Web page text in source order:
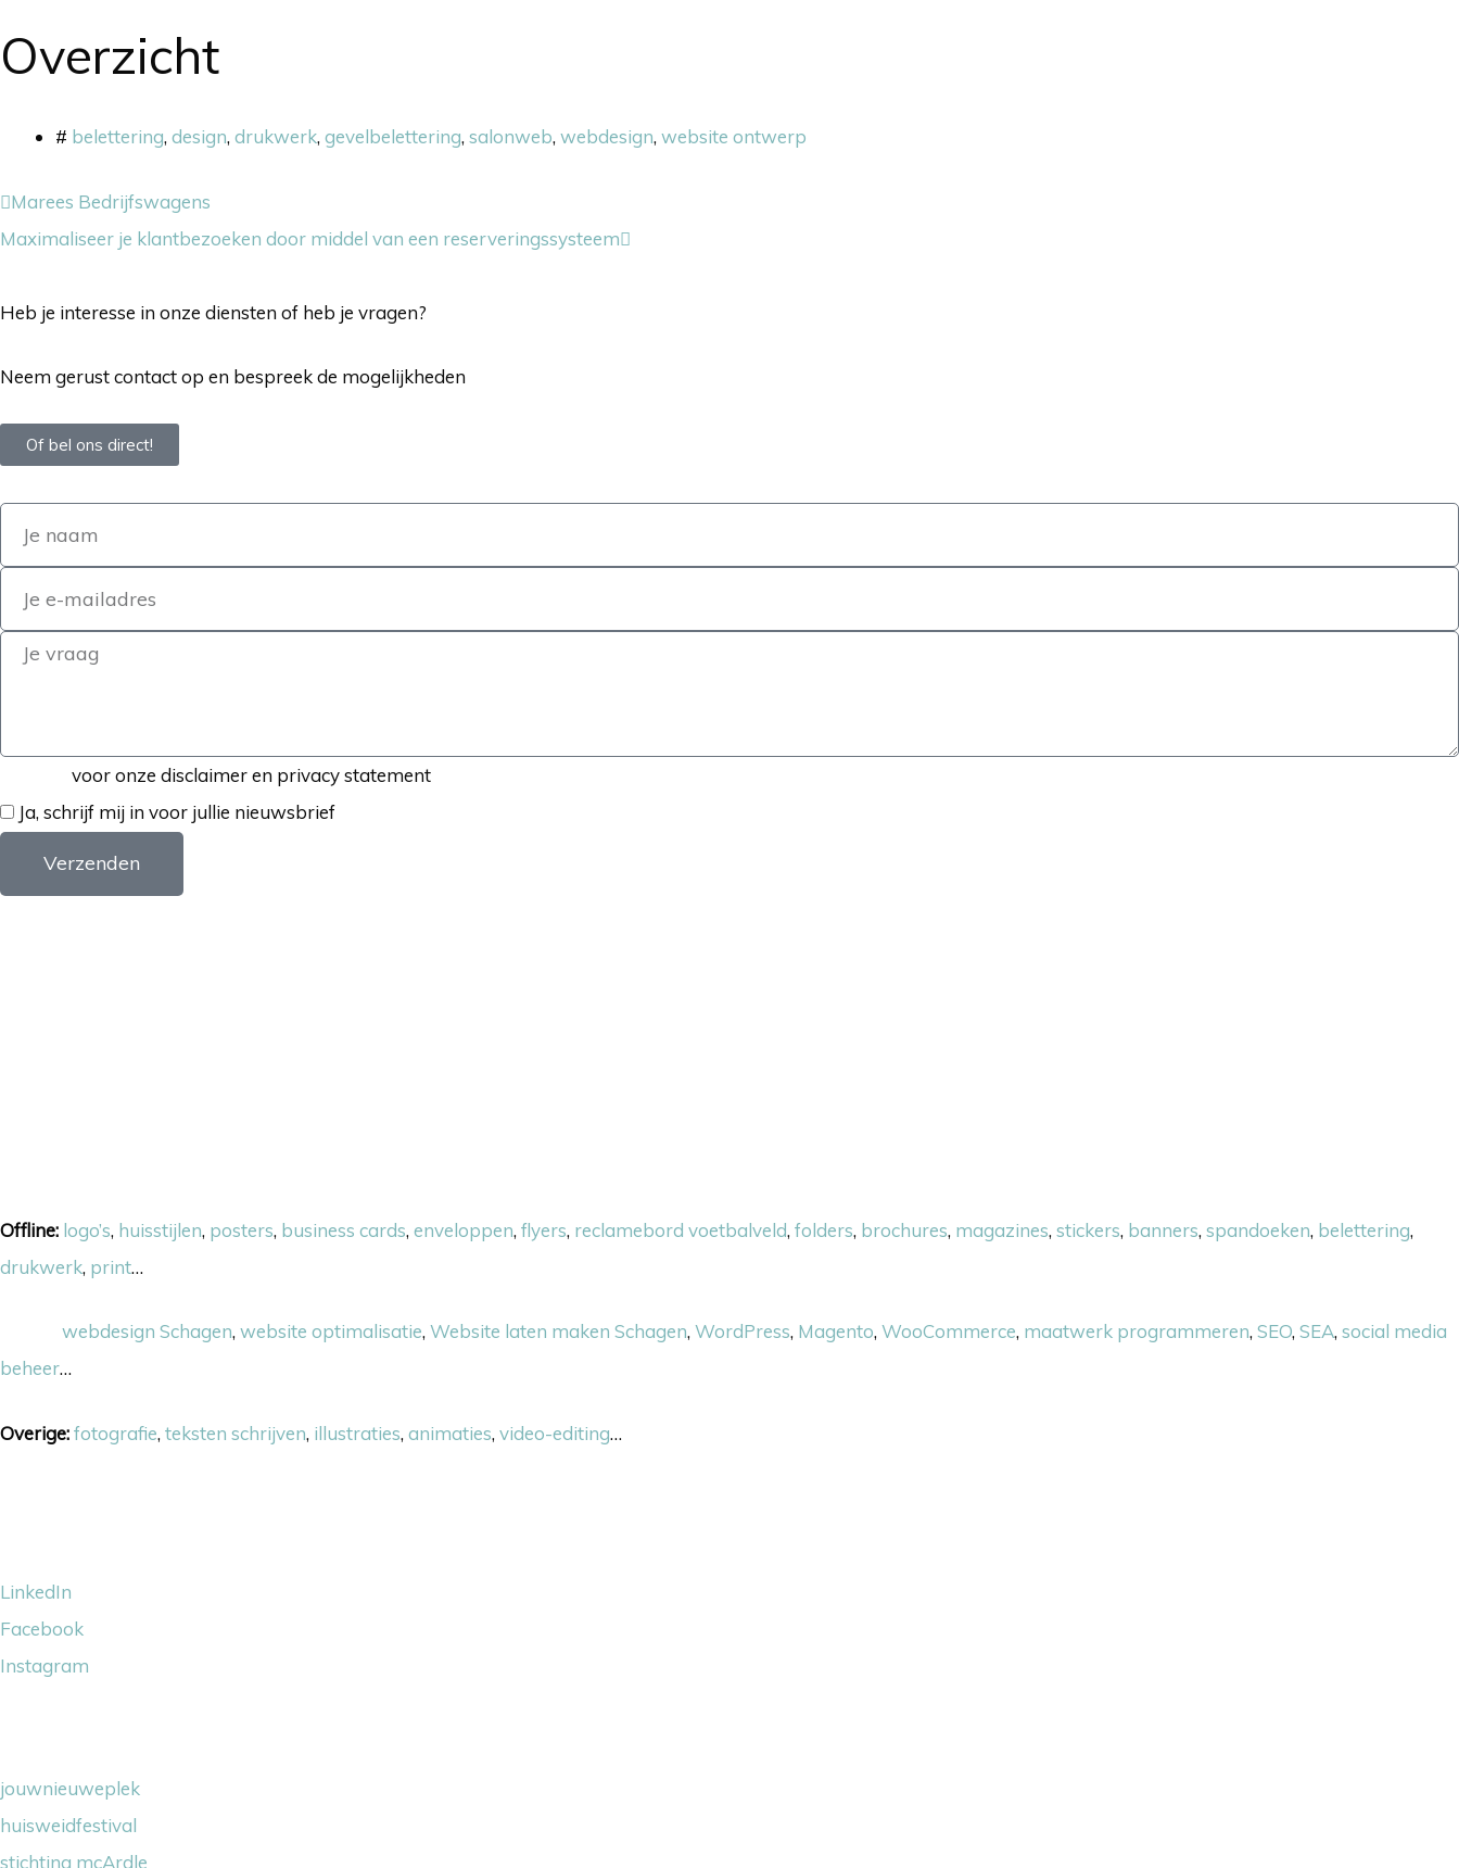
Overzicht
# belettering, design, drukwerk, gevelbelettering, salonweb, webdesign, website ontwerp
Marees Bedrijfswagens
Maximaliseer je klantbezoeken door middel van een reserveringssysteem
Heb je interesse in onze diensten of heb je vragen?
Neem gerust contact op en bespreek de mogelijkheden
Of bel ons direct!
voor onze disclaimer en privacy statement
Ja, schrijf mij in voor jullie nieuwsbrief
Verzenden
Offline: logo’s, huisstijlen, posters, business cards, enveloppen, flyers, reclamebord voetbalveld, folders, brochures, magazines, stickers, banners, spandoeken, belettering,
drukwerk, print…
webdesign Schagen, website optimalisatie, Website laten maken Schagen, WordPress, Magento, WooCommerce, maatwerk programmeren, SEO, SEA, social media
beheer…
Overige:fotografie, teksten schrijven, illustraties, animaties, video-editing…
LinkedIn
Facebook
Instagram
jouwnieuweplek
huisweidfestival
stichting mcArdle